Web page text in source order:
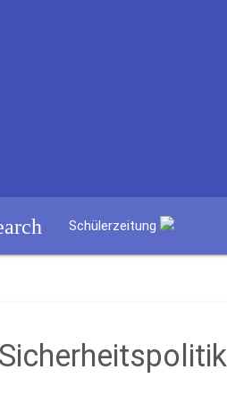
Schülerzeitung